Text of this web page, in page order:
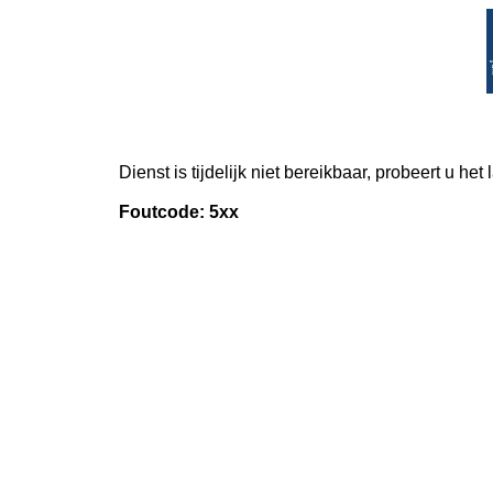
Dienst is tijdelijk niet bereikbaar, probeert u het
Foutcode: 5xx